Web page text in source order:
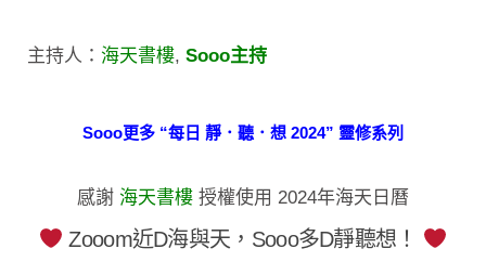
主持人： 海天書樓, Sooo主持
Sooo更多 “每日 靜．聽．想 2024” 靈修系列
感謝 海天書樓 授權使用 2024年海天日曆
Zooom近D海與天，Sooo多D靜聽想！